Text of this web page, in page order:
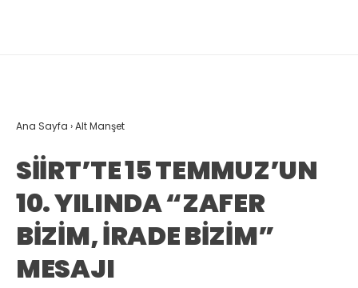
Ana Sayfa ›Alt Manşet
SİİRT’TE 15 TEMMUZ’UN
10. YILINDA “ZAFER
BİZİM, İRADE BİZİM”
MESAJI